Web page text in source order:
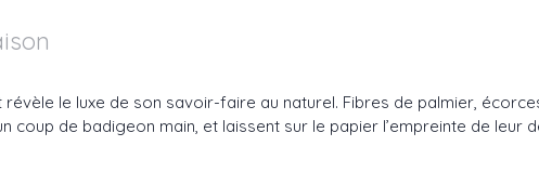
le luxe de son savoir-faire au naturel. Fibres de palmier,
de badigeon main, et laissent sur le papier l’empreinte de leur